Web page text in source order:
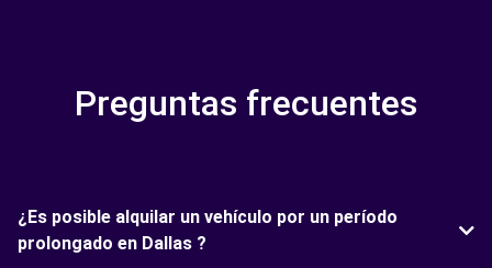
Preguntas frecuentes
¿Es posible alquilar un vehículo por un período
prolongado en Dallas ?